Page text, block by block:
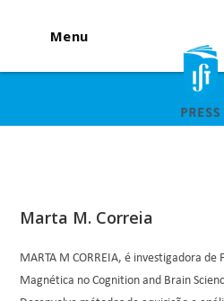
Menu
Marta M. Correia
MARTA M CORREIA, é investigadora de
Magnética no Cognition and Brain